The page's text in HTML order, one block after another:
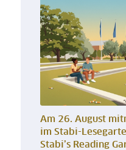
Am 26. August
im Stabi-
Stabi’s Reading